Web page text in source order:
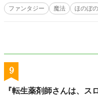
ファンタジー 魔法 ほのぼの
9
『転生薬剤師さんは、ス